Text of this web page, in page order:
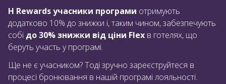
H Rewards учасники програми отримують
додатково 10% до знижки і, таким чином, забезпечують
собі до 30% знижки від ціни Flex в готелях, що
беруть участь у програмі.
Ще не є учасником? Тоді зручно зареєструйтеся в
процесі бронювання в нашій програмі лояльності.